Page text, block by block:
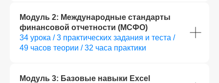
Модуль 2: Международные стандарты
финансовой отчетности (МСФО)
34 урока / 3 практических задания и теста /
49 часов теории / 32 часа практики
Модуль 3: Базовые навыки Excel